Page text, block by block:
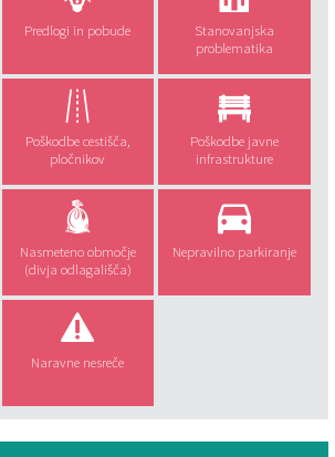
Predlogi in pobude
Stanovanjska
problematika
Poškodbe cestišča,
pločnikov
Poškodbe javne
infrastrukture
Nasmeteno območje
(divja odlagališča)
Nepravilno parkiranje
Naravne nesreče